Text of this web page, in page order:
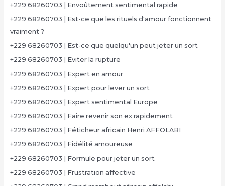
+229 68260703 | Envoûtement sentimental rapide
+229 68260703 | Est-ce que les rituels d'amour fonctionnent
vraiment ?
+229 68260703 | Est-ce que quelqu'un peut jeter un sort
+229 68260703 | Eviter la rupture
+229 68260703 | Expert en amour
+229 68260703 | Expert pour lever un sort
+229 68260703 | Expert sentimental Europe
+229 68260703 | Faire revenir son ex rapidement
+229 68260703 | Féticheur africain Henri AFFOLABI
+229 68260703 | Fidélité amoureuse
+229 68260703 | Formule pour jeter un sort
+229 68260703 | Frustration affective